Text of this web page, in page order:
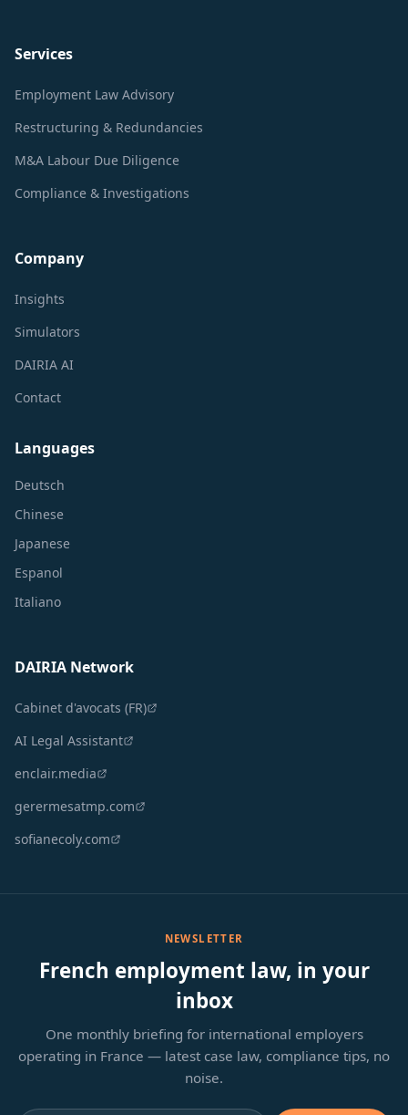
Services
Employment Law Advisory
Restructuring & Redundancies
M&A Labour Due Diligence
Compliance & Investigations
Company
Insights
Simulators
DAIRIA AI
Contact
Languages
Deutsch
Chinese
Japanese
Espanol
Italiano
DAIRIA Network
Cabinet d'avocats (FR)
AI Legal Assistant
enclair.media
gerermesatmp.com
sofianecoly.com
NEWSLETTER
French employment law, in your
inbox
One monthly briefing for international employers
operating in France — latest case law, compliance tips, no
noise.